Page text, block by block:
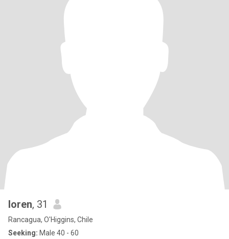
loren, 31
Rancagua, O'Higgins, Chile
Seeking: Male 40 - 60